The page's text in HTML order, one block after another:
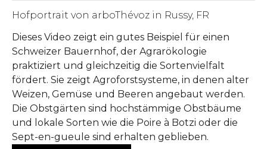
Hofportrait von arboThévoz in Russy, FR
Dieses Video zeigt ein gutes Beispiel für einen
Schweizer Bauernhof, der Agrarökologie
praktiziert und gleichzeitig die Sortenvielfalt
fördert. Sie zeigt Agroforstsysteme, in denen alter
Weizen, Gemüse und Beeren angebaut werden.
Die Obstgärten sind hochstämmige Obstbäume
und lokale Sorten wie die Poire à Botzi oder die
Sept-en-gueule sind erhalten geblieben.